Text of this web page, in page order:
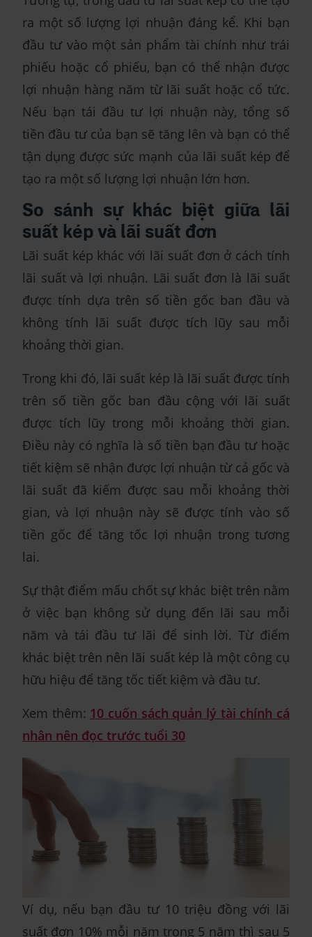
ra một số lượng lợi nhuận đáng kể. Khi bạn
đầu tư vào một sản phẩm tài chính như trái
phiếu hoặc cổ phiếu, bạn có thể nhận được
lợi nhuận hàng năm từ lãi suất hoặc cổ tức.
Nếu bạn tái đầu tư lợi nhuận này, tổng số
tiền đầu tư của bạn sẽ tăng lên và bạn có thể
tận dụng được sức mạnh của lãi suất kép để
tạo ra một số lượng lợi nhuận lớn hơn.
So sánh sự khác biệt giữa lãi
suất kép và lãi suất đơn
Lãi suất kép khác với lãi suất đơn ở cách tính
lãi suất và lợi nhuận. Lãi suất đơn là lãi suất
được tính dựa trên số tiền gốc ban đầu và
không tính lãi suất được tích lũy sau mỗi
khoảng thời gian.
Trong khi đó, lãi suất kép là lãi suất được tính
trên số tiền gốc ban đầu cộng với lãi suất
được tích lũy trong mỗi khoảng thời gian.
Điều này có nghĩa là số tiền bạn đầu tư hoặc
tiết kiệm sẽ nhận được lợi nhuận từ cả gốc và
lãi suất đã kiếm được sau mỗi khoảng thời
gian, và lợi nhuận này sẽ được tính vào số
tiền gốc để tăng tốc lợi nhuận trong tương
lai.
Sự thật điểm mấu chốt sự khác biệt trên nằm
ở việc bạn không sử dụng đến lãi sau mỗi
năm và tái đầu tư lãi để sinh lời. Từ điểm
khác biệt trên nên lãi suất kép là một công cụ
hữu hiệu để tăng tốc tiết kiệm và đầu tư.
Xem thêm: 10 cuốn sách quản lý tài chính cá
nhân nên đọc trước tuổi 30
Ví dụ, nếu bạn đầu tư 10 triệu đồng với lãi
suất đơn 10% mỗi năm trong 5 năm thì sau 5